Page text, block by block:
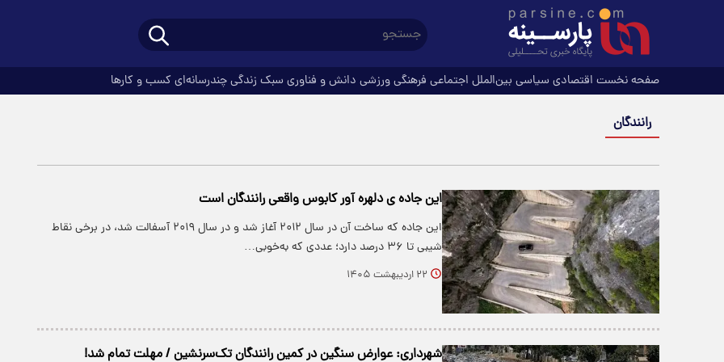
صفحه نخست اقتصادی سیاسی بین‌الملل اجتماعی فرهنگیورزشی دانش و فناوری سبک زندگیچندرسانه‌ای کسب و کارها
رانندگان
این جاده ی دلهره آور کابوس واقعی رانندگان است
این جاده که ساخت آن در سال ۲۰۱۲ آغاز شد و در سال ۲۰۱۹ آسفالت شد، در برخی نقاط
شیبی تا ۳۶ درصد دارد؛ عددی که به‌خوبی…
۲۲ اردیبهشت ۱۴۰۵
شهرداری: عوارض سنگین در کمین رانندگان تک‌سرنشین / مهلت تمام شد!